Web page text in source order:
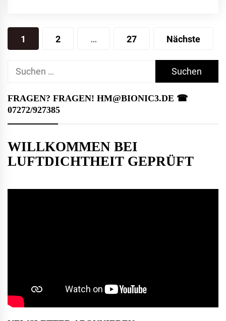
Seitennummerierung
der
Beiträge
1 2 … 27 Nächste
Suchen
FRAGEN? FRAGEN! HM@BIONIC3.DE ☎︎
07272/927385
WILLKOMMEN BEI
LUFTDICHTHEIT GEPRÜFT